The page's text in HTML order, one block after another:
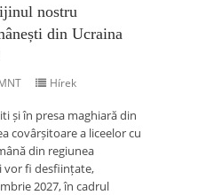
nostru
din Ucraina
Hírek
și în presa maghiară din
covârșitoare a liceelor cu
din regiunea
vor fi desființate,
2027, în cadrul